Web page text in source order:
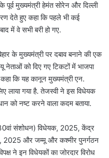
पूर्व मुख्यमंत्री हेमंत सोरेन और दिल्ली
देते हुए कहा कि पहले भी कई
में वे सभी बरी हो गए.
के मुख्यमंत्री पर दबाव बनाने की एक
को दिए गए टिकटों में भाजपा
कि यह कानून मुख्यमंत्री एन.
लाया गया है. तेजस्वी ने इस विधेयक
को नष्ट करने वाला कदम बताया.
संशोधन) विधेयक, 2025, केंद्र
2025 और जम्मू और कश्मीर पुनर्गठन
ने इन विधेयकों का जोरदार विरोध